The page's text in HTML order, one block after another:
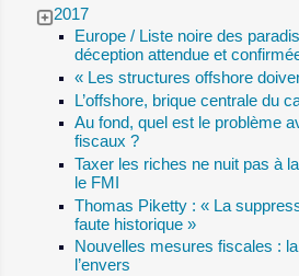
2017
Europe / Liste noire des
déception attendue et
« Les structures offshore
L’offshore, brique centrale du
Au fond, quel est le problème
fiscaux ?
Taxer les riches ne nuit pas à
le FMI
Thomas Piketty : « La
faute historique »
Nouvelles mesures fiscales :
l’envers